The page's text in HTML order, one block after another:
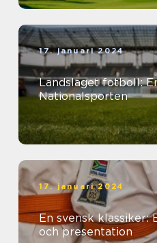
17. januari 2024
Landslaget fotboll:
Nationalsporten
17. januari 2024
En svensk klassiker:
och presentation